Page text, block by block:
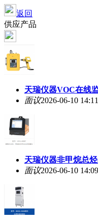
返回
供应产品
天瑞仪器VOC在线
面议2026-06-10 14:11
天瑞仪器非甲烷总
面议2026-06-10 14:09